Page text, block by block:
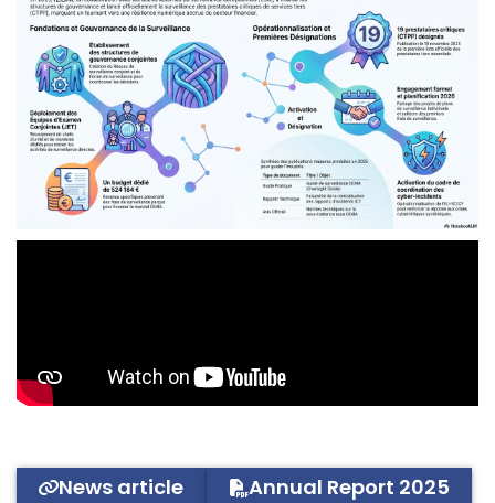
News article Annual Report 2025